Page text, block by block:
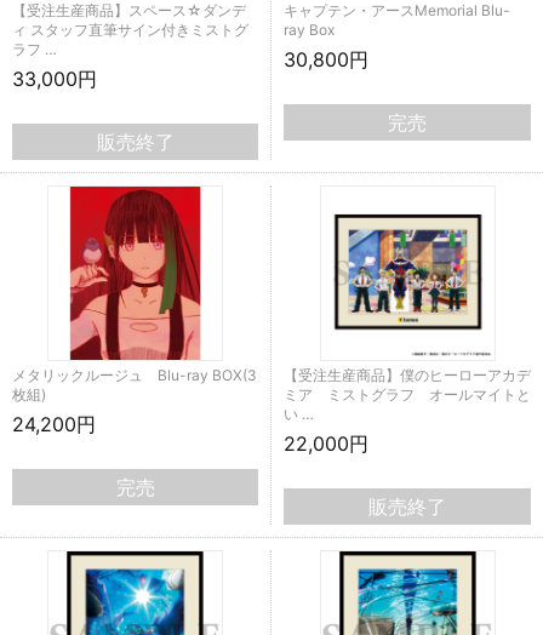
【受注生産商品】スペース☆ダンデ
ィ スタッフ直筆サイン付きミストグ
ラフ …
33,000円
販売終了
キャプテン・アースMemorial Blu-
ray Box
30,800円
完売
メタリックルージュ Blu-ray BOX(3
枚組)
24,200円
完売
【受注生産商品】僕のヒーローアカデ
ミア ミストグラフ オールマイトと
い …
22,000円
販売終了